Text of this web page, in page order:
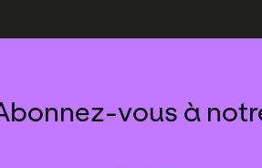
vous à